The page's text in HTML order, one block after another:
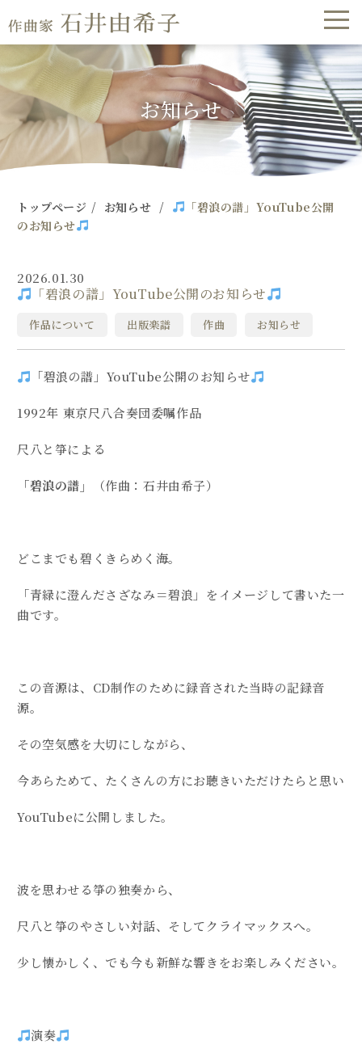
|
「碧浪の
譜」YouTube
公開のお知ら
せ
お知らせ
トップページ / お知らせ /
「碧浪の譜」YouTube公開
のお知らせ
2026.01.30
「碧浪の譜」YouTube公開のお知らせ
作品について 出版楽譜 作曲 お知らせ
「碧浪の譜」YouTube公開のお知らせ
1992年 東京尺八合奏団委嘱作品
尺八と箏による
「碧浪の譜」 （作曲：石井由希子）
どこまでも碧くきらめく海。
「青緑に澄んださざなみ＝碧浪」をイメージして書いた一
曲です。
この音源は、CD制作のために録音された当時の記録音
源。
その空気感を大切にしながら、
今あらためて、たくさんの方にお聴きいただけたらと思い
YouTubeに公開しました。
波を思わせる箏の独奏から、
尺八と箏のやさしい対話、そしてクライマックスへ。
少し懐かしく、でも今も新鮮な響きをお楽しみください。
演奏